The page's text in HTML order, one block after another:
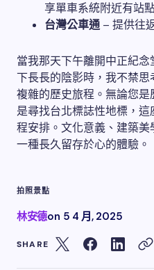
享單車系統附近有站
台灣公車通 – 提供往
當我那天下午離開中正紀
下長長的陰影時，我不禁
複雜的歷史旅程。無論您
是尋找台北標誌性地標，
程安排。文化意義、建築
一種長久留存於心的體驗。
拍照景點
林安德on 5 4 月, 2025
SHARE